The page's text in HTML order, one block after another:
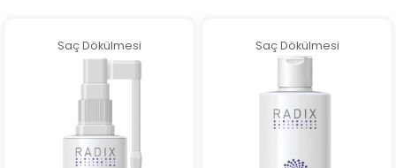
Saç Dökülmesi Saç Dökülmesi